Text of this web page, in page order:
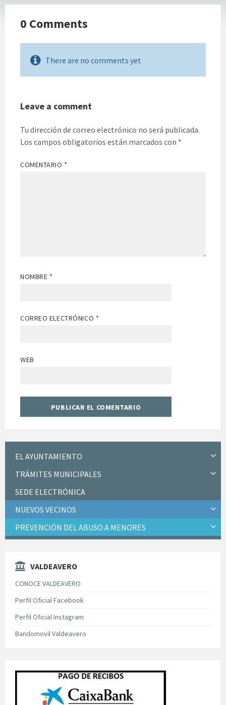
0 Comments
There are no comments yet
Leave a comment
Tu dirección de correo electrónico no será publicada.
Los campos obligatorios están marcados con *
COMENTARIO *
NOMBRE *
CORREO ELECTRÓNICO *
WEB
EL AYUNTAMIENTO
TRÁMITES MUNICIPALES
SEDE ELECTRÓNICA
NUEVOS VECINOS
PREVENCIÓN DEL ABUSO A MENORES
VALDEAVERO
CONOCE VALDEAVERO
Perfil Oficial Facebook
Perfil Oficial Instagram
Bandomovil Valdeavero